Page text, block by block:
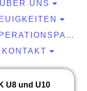
ÜBER UNS
KOOPERATIONSPARTNER
KONTAKT
U8 und U10